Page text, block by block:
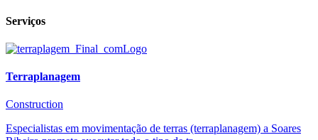
Serviços
Terraplanagem
Construction
Especialistas em movimentação de terras (terraplanagem) a Soares